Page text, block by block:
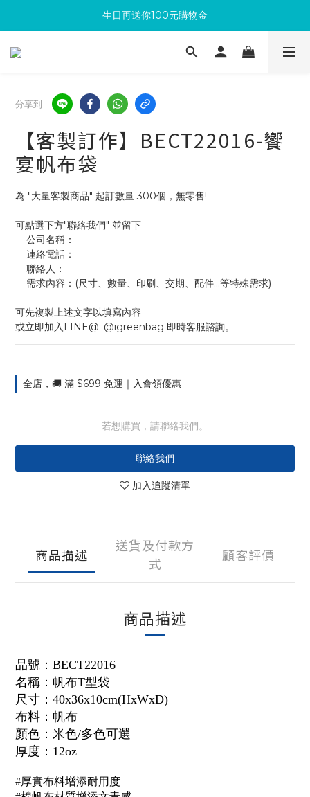
滿300回饋10%購物金
生日再送你100元購物金
加入成為新會員 馬上領取50元購物金
分享到
【客製訂作】BECT22016-饗
宴帆布袋
為 "大量客製商品" 起訂數量 300個，無零售!
可點選下方"聯絡我們" 並留下
    公司名稱：
    連絡電話：
    聯絡人：
    需求內容：(尺寸、數量、印刷、交期、配件...等特殊需求)
可先複製上述文字以填寫內容
或立即加入LINE@: @igreenbag 即時客服諮詢。
全店，🚚 滿 $699 免運｜入會領優惠
若想購買，請聯絡我們。
聯絡我們
加入追蹤清單
商品描述
送貨及付款方
式
顧客評價
商品描述
品號： BECT22016
名稱： 帆布T型袋
尺寸：40x36x10cm(HxWxD)
布料：帆布
顏色：米色/多色可選
厚度： 12oz
#厚實布料增添耐用度